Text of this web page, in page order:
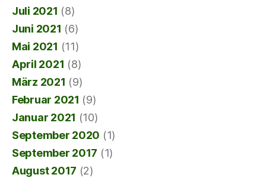
Juli 2021 (8)
Juni 2021 (6)
Mai 2021 (11)
April 2021 (8)
März 2021 (9)
Februar 2021 (9)
Januar 2021 (10)
September 2020 (1)
September 2017 (1)
August 2017 (2)